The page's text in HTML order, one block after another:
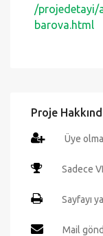
/projedetayi/
barova.html
Proje
Üye
Sadece
Sayfayı
Mail